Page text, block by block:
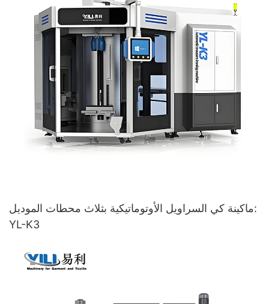
ماكينة كي السراويل الأوتوماتيكية بثلاث محطات الموديل:
YL-K3